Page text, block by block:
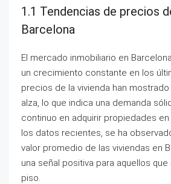
1.1 Tendencias de precios
Barcelona
El mercado inmobiliario en
un crecimiento constante en los
precios de la vivienda han
alza, lo que indica una demanda
continuo en adquirir propiedades en
los datos recientes, se ha
valor promedio de las viviendas en
una señal positiva para aquellos
piso.